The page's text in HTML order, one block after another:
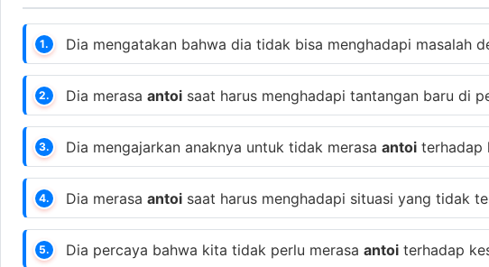
1. Dia mengatakan bahwa dia tidak bisa menghadapi masalah
2. Dia merasa antoi saat harus menghadapi tantangan baru di
3. Dia mengajarkan anaknya untuk tidak merasa antoi terhadap
4. Dia merasa antoi saat harus menghadapi situasi yang tidak
5. Dia percaya bahwa kita tidak perlu merasa antoi terhadap